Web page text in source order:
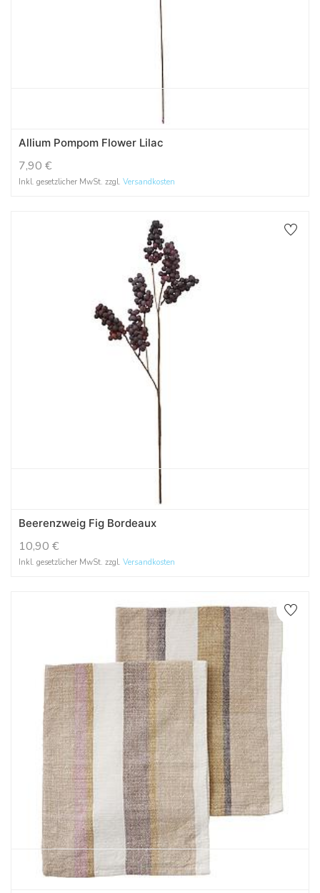
Allium Pompom Flower Lilac
7,90 €
Inkl. gesetzlicher MwSt. zzgl. Versandkosten
Beerenzweig Fig Bordeaux
10,90 €
Inkl. gesetzlicher MwSt. zzgl. Versandkosten